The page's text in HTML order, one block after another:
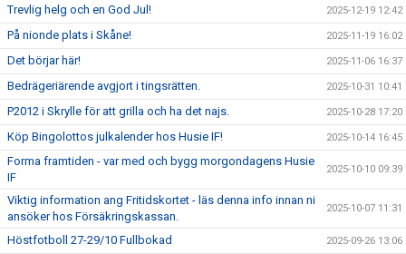
Trevlig helg och en God Jul! 2025-12-19 12:42
På nionde plats i Skåne! 2025-11-19 16:02
Det börjar här! 2025-11-06 16:37
Bedrägeriärende avgjort i tingsrätten. 2025-10-31 10:41
P2012 i Skrylle för att grilla och ha det najs. 2025-10-28 17:20
Köp Bingolottos julkalender hos Husie IF! 2025-10-14 16:45
Forma framtiden - var med och bygg morgondagens Husie
IF
2025-10-10 09:39
Viktig information ang Fritidskortet - läs denna info innan ni
ansöker hos Försäkringskassan.
2025-10-07 11:31
Höstfotboll 27-29/10 Fullbokad 2025-09-26 13:06